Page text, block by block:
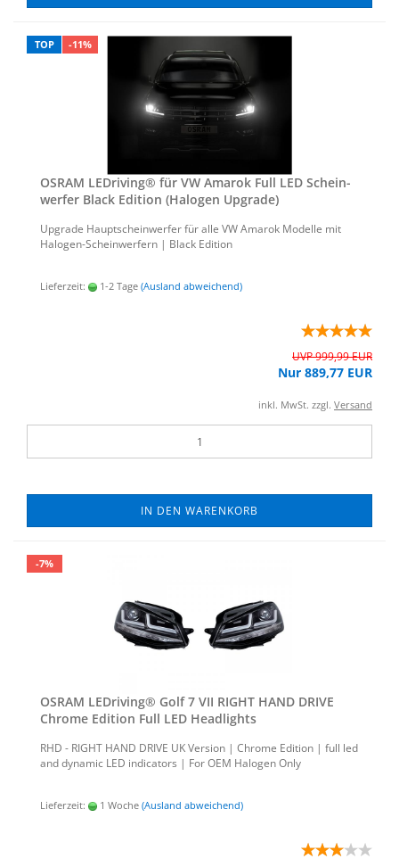
TOP -11%
OSRAM LED­ri­ving® für VW Ama­rok Full LED Schein­
wer­fer Black Edi­ti­on (Ha­lo­gen Up­grade)
Up­grade Haupt­schein­wer­fer für alle VW Ama­rok Mo­del­le mit
Halogen-​Scheinwerfern | Black Edi­ti­on
Lieferzeit: 1-2 Tage (Ausland abweichend)
UVP 999,99 EUR
Nur 889,77 EUR
inkl. MwSt. zzgl. Versand
IN DEN WARENKORB
-7%
OSRAM LED­ri­ving® Golf 7 VII RIGHT HAND DRIVE
Chro­me Edi­ti­on Full LED Head­lights
RHD - RIGHT HAND DRIVE UK Ver­si­on | Chro­me Edi­ti­on | full led
and dy­na­mic LED in­di­ca­tors | For OEM Ha­lo­gen Only
Lieferzeit: 1 Woche (Ausland abweichend)